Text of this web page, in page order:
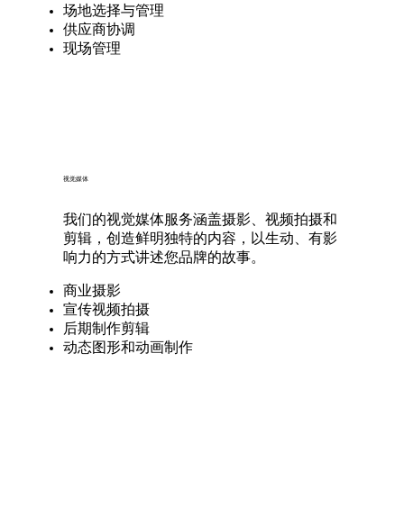
场地选择与管理
供应商协调
现场管理
我们的视觉媒体服务涵盖摄影、视频拍摄和
剪辑，创造鲜明独特的内容，以生动、有影
响力的方式讲述您品牌的故事。
商业摄影
宣传视频拍摄
后期制作剪辑
动态图形和动画制作
视觉媒体